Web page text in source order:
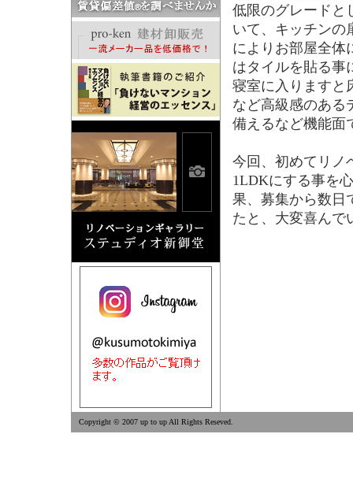
低限のグレードと
いて、キッチンの
によりお部屋全体
はタイルを貼る事
寝室に入りますと
など高級感のある
備えるなど機能面
今回、初めてリノ
1LDKにする事を
果、募集から数日
たと、大変喜んで
Copyright © 2007 up to up All Rights Reseved.